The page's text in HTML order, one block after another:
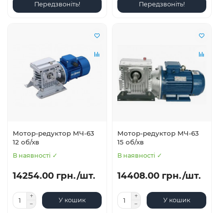
Передзвоніть! Передзвоніть!
Мотор-редуктор МЧ-63
12 об/хв
В наявності ✓
14254.00 грн./шт.
У кошик
Мотор-редуктор МЧ-63
15 об/хв
В наявності ✓
14408.00 грн./шт.
У кошик